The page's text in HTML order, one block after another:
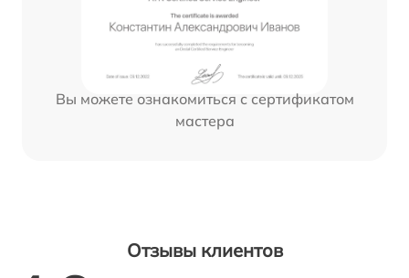
Вы можете ознакомиться с сертификатом
мастера
Отзывы клиентов